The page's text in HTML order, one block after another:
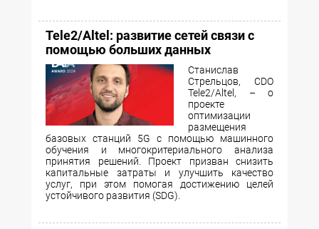
Tele2/Altel: развитие сетей связи с
помощью больших данных
Станислав
Стрельцов, CDO
Tele2/Altel, – о
проекте
оптимизации
размещения
базовых станций 5G с помощью машинного
обучения и многокритериального анализа
принятия решений. Проект призван снизить
капитальные затраты и улучшить качество
услуг, при этом помогая достижению целей
устойчивого развития (SDG).